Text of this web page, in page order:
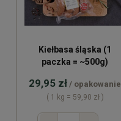
Kiełbasa śląska (1
paczka = ~500g)
29,95 zł / opakowanie
( 1 kg = 59,90 zł )